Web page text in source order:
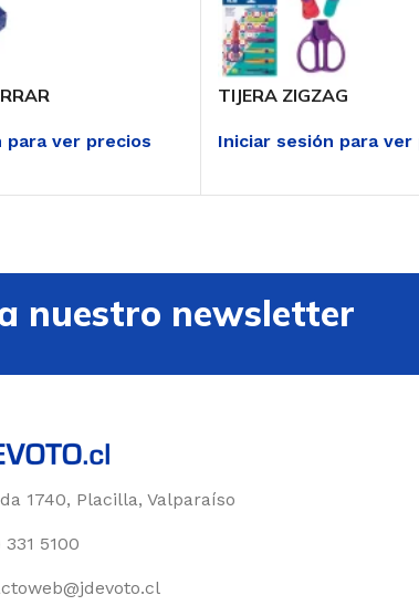
para ver precios
TIJERA ZIGZAG
Iniciar sesión para ver
nuestro newsletter
1740, Placilla, Valparaíso
5100